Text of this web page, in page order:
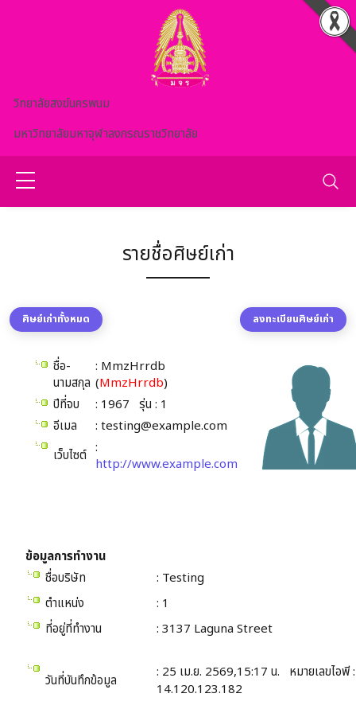
วิทยาลัยสงฆ์นครพนม
มหาวิทยาลัยมหาจุฬาลงกรณราชวิทยาลัย
รายชื่อศิษย์เก่า
ศิษย์เก่าทั้งหมด ลงทะเบียนศิษย์เก่า
ชื่อ-
นามสกุล
: MmzHrrdb
(MmzHrrdb)
ปีที่จบ
: 1967 รุ่น : 1
อีเมล
: testing@example.com
เว็บไซต์ :
http://www.example.com
ข้อมูลการทำงาน
ชื่อบริษัท
: Testing
ตำแหน่ง
: 1
ที่อยู่ที่ทำงาน
: 3137 Laguna Street
วันที่บันทึกข้อมูล
: 25 เม.ย. 2569,15:17 น. หมายเลขไอพี :
14.120.123.182